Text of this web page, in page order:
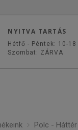
NYITVA TARTÁS
Hétfő - Péntek: 10-18
Szombat: ZÁRVA
Polc -